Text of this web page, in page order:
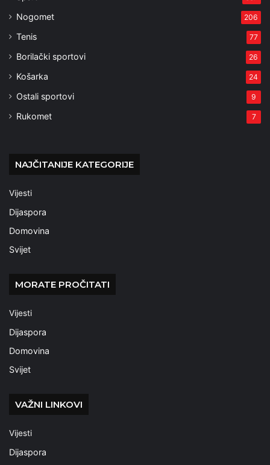
Nogomet 206
Tenis 77
Borilački sportovi 26
Košarka 24
Ostali sportovi 9
Rukomet 7
NAJČITANIJE KATEGORIJE
Vijesti
Dijaspora
Domovina
Svijet
MORATE PROČITATI
Vijesti
Dijaspora
Domovina
Svijet
VAŽNI LINKOVI
Vijesti
Dijaspora